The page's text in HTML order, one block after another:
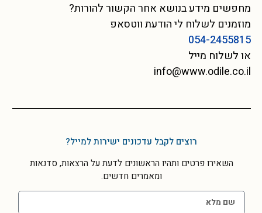
מחפשים מידע בנושא אחר הקשור להורות?
מוזמנים לשלוח לי הודעת ווטסאפ
054-2455815
או לשלוח מייל
info@www.odile.co.il
רוצים לקבל עדכונים ישירות למייל?
השאירו פרטים ותהיו הראשונים לדעת על הרצאות, סדנאות
ומאמרים חדשים.